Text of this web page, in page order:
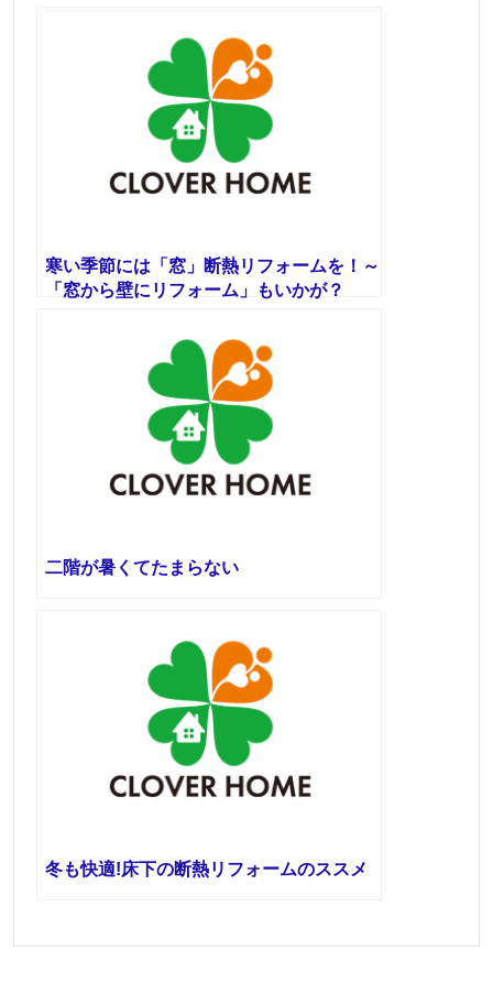
寒い季節には「窓」断熱リフォームを！～
「窓から壁にリフォーム」もいかが？
二階が暑くてたまらない
冬も快適!床下の断熱リフォームのススメ